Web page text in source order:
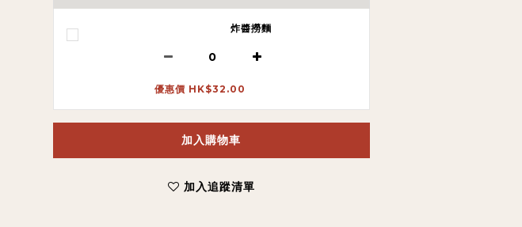
炸醬撈麵
優惠價 HK$32.00
加入購物車
加入追蹤清單